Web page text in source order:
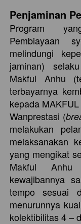
Penjaminan
Program
Pembiayaan
melindungi
jaminan)
Makful Anhu
terbayarnya
kepada
Wanprestasi (
melakukan
melaksanakan
yang mengikat
Makful Anhu
kewajibannya
tempo sesuai
menurunnya
kolektibilitas 4 –